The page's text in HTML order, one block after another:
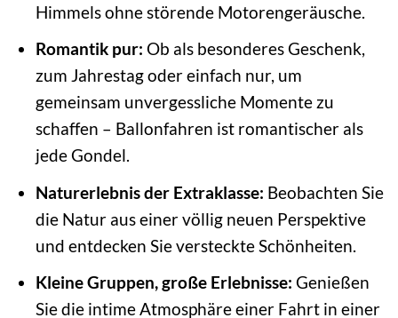
Himmels ohne störende Motorengeräusche.
Romantik pur: Ob als besonderes Geschenk,
zum Jahrestag oder einfach nur, um
gemeinsam unvergessliche Momente zu
schaffen – Ballonfahren ist romantischer als
jede Gondel.
Naturerlebnis der Extraklasse: Beobachten Sie
die Natur aus einer völlig neuen Perspektive
und entdecken Sie versteckte Schönheiten.
Kleine Gruppen, große Erlebnisse: Genießen
Sie die intime Atmosphäre einer Fahrt in einer